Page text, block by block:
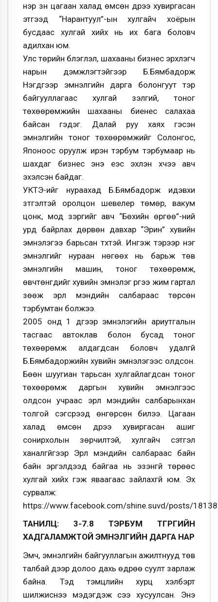
нэр зүүн цагаан халад өмсөн дүрээ хувиргасан
этгээд “Нарантуул”-ын хулгайч хоёрын
бусдаас хулгай хийх нь их бага боловч
адилхан юм.
Улс төрийн бүлэглэл, шахааны бизнес эрхлэгч
нарын дэмжлэгтэйгээр Б.Бямбадорж
Нэгдүгээр эмнэлгийн дарга болонгуут тэр
байгууллагаас хулгай зэлгий, тоног
төхөөрөмжийн шахааны биенес салахаа
байсан гэдэг. Далай руу хаях гэсэн
эмнэлгийн тоног төхөөрөмжийг Солонгос,
Японоос оруулж ирэн тэрбум тэрбумаар нь
шахдаг бизнес энэ үеэс эхлэн хүчээ авч
эхэлсэн байдаг.
УКТЭ-ийг нураахад Б.Бямбадорж идэвхи
зүтгэлтэй оролцон шевелер төмөр, вакум
цонк, мод зэргийг авч “Бөхийн өргөө”-ний
урд байрлах дөрвөн давхар “Эрин” хувийн
эмнэлэгээ барьсан түүхтэй. Ингэж тэрээр нэг
эмнэлгийг нураан нөгөөх нь барьж төв
эмнэлгийн машин, тоног төхөөрөмж,
өвчтөнгүүдийг хувийн эмнэлэг рүүгээ жим гартал
зөөж эрүүл мэндийн салбараас төрсөн
тэрбумтан болжээ.
2005 онд 1 дүгээр эмнэлэгийн ариутгалын
тасгаас автоклав болон бусад тоног
төхөөрөмж алдагдсан боловч удалгүй
Б.Бямбадоржийн хувийн эмнэлэгээс олдсон.
Бөөн шуугиан тарьсан хулгайлагдсан тоног
төхөөрөмж даргын хувийн эмнэлгээс
олдсон учраас эрүүл мэндийн салбарынхан
толгой сэгсрээд өнгөрсөн билээ. Цагаан
халад өмсөн дүрээ хувиргасан ашиг
сонирхолын зөрчилтэй, хулгайч сэтгэл
ханалгүйгээр Эрүүл мэндийн салбараас байн
байн эргэлдээд байгаа нь эзэнгүй төрөөс
хулгай хийх гэж яваагаас зайлахгүй юм. Эх
сурвалж:
https://www.facebook.com/shine.suvd/posts/
ТАНИЛЦ: 3-7.8 ТЭРБУМ ТӨГРӨГИЙН
ХАДГАЛАМЖТОЙ ЭМНЭЛГИЙН ДАРГА НАР
Эмч, эмнэлгийн байгууллагын ажилтнууд төв
талбай дээр долоо дахь өдрөө суулт зарлаж
байна. Тэд тэмцлийн хурц хэлбэрт
шилжиснээ мэдэгдэж үсээ хусуулсан. Энэ